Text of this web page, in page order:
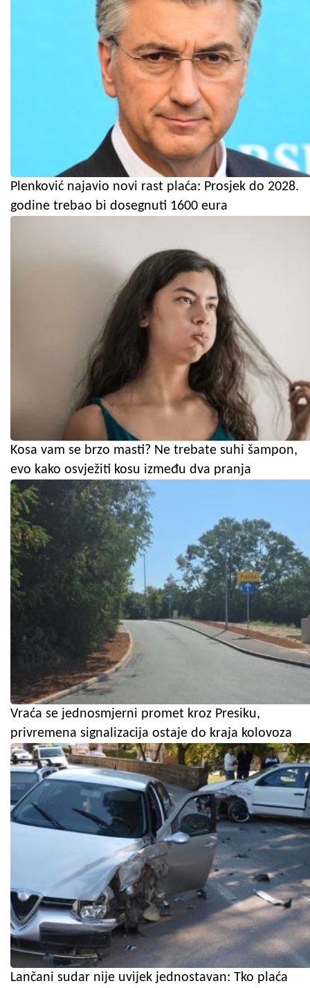
Plenković najavio novi rast plaća: Prosjek do 2028.
godine trebao bi dosegnuti 1600 eura
Kosa vam se brzo masti? Ne trebate suhi šampon,
evo kako osvježiti kosu između dva pranja
Vraća se jednosmjerni promet kroz Presiku,
privremena signalizacija ostaje do kraja kolovoza
Lančani sudar nije uvijek jednostavan: Tko plaća